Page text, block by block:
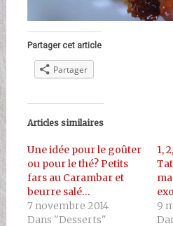
Partager cet article
Partager
Articles similaires
Une idée pour le goûter
ou pour le thé? Petits
fars au Carambar et
beurre salé…
7 novembre 2014
Dans "Desserts"
1,
9